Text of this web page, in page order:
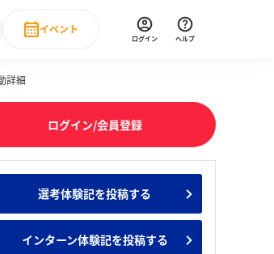
ランキング みんなのインターン人気企業ランキ
タビュー
イベント
直近のイベント一覧
ログイン ヘルプ
詳細
ログイン/会員登録
選考体験記を投稿する
インターン体験記を投稿する